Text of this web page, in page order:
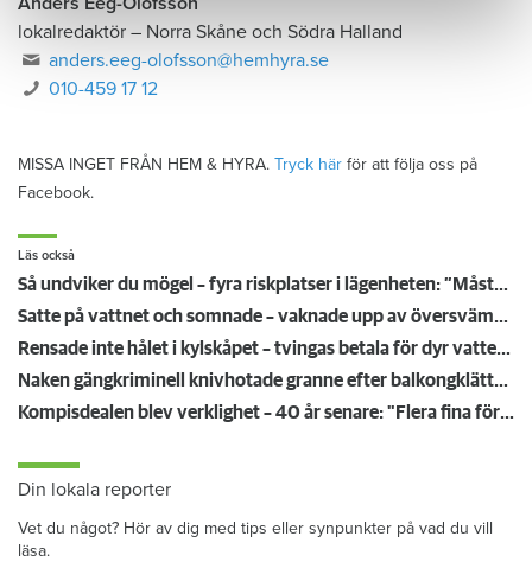
lokalredaktör – Norra Skåne och Södra Halland
anders.eeg-olofsson@hemhyra.se
010-459 17 12
MISSA INGET FRÅN HEM & HYRA. Tryck här för att följa oss på
Facebook.
Läs också
Så undviker du mögel – fyra riskplatser i lägenheten: ”Måste städa bort”
Satte på vattnet och somnade – vaknade upp av översvämning hos grannen
Rensade inte hålet i kylskåpet – tvingas betala för dyr vattenskada
Naken gängkriminell knivhotade granne efter balkongklättring
Kompisdealen blev verklighet – 40 år senare: "Flera fina fördelar med att dela bostad"
Din lokala reporter
Vet du något? Hör av dig med tips eller synpunkter på vad du vill
läsa.